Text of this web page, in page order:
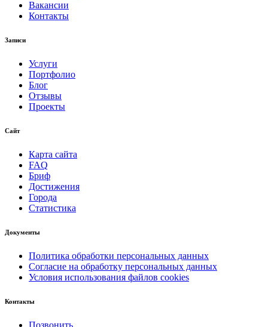
Вакансии
Контакты
Записи
Услуги
Портфолио
Блог
Отзывы
Проекты
Сайт
Карта сайта
FAQ
Бриф
Достижения
Города
Статистика
Документы
Политика обработки персональных данных
Согласие на обработку персональных данных
Условия использования файлов cookies
Контакты
Позвонить